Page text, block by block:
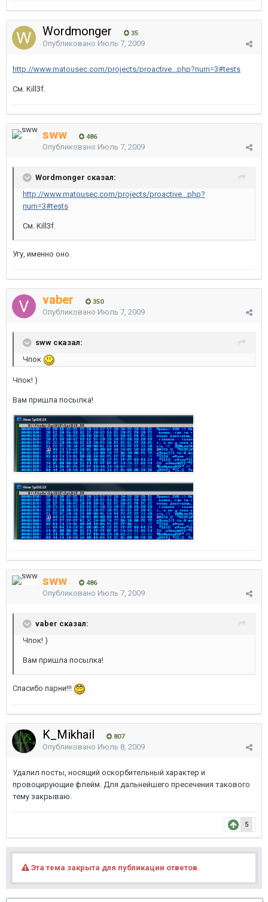
Wordmonger 35
Опубликовано Июль 7, 2009
http://www.matousec.com/projects/proactive...php?num=3#tests
См. Kill3f.
sww 486
Опубликовано Июль 7, 2009
Wordmonger сказал:
http://www.matousec.com/projects/proactive...php?
num=3#tests
См. Kill3f.
Угу, именно оно.
vaber 350
Опубликовано Июль 7, 2009
sww сказал:
Чпок
Чпок! )
Вам пришла посылка!
sww 486
Опубликовано Июль 7, 2009
vaber сказал:
Чпок! )
Вам пришла посылка!
Спасибо парни!!!
K_Mikhail 807
Опубликовано Июль 8, 2009
Удалил посты, носящий оскорбительный характер и
провоцирующие флейм. Для дальнейшего пресечения такового
тему закрываю.
5
Эта тема закрыта для публикации ответов.